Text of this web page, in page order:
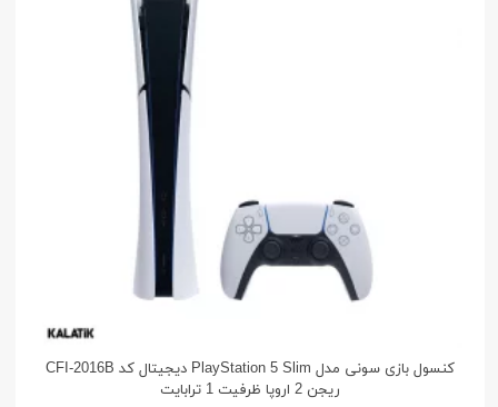
کنسول بازی سونی مدل PlayStation 5 Slim دیجیتال کد CFI-2016B
ریجن 2 اروپا ظرفیت 1 ترابایت